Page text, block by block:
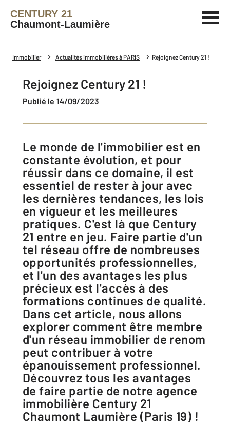
CENTURY 21
Chaumont-Laumière
Immobilier Actualités immobilières à PARIS Rejoignez Century 21 !
Rejoignez Century 21 !
Publié le 14/09/2023
Le monde de l'immobilier est en
constante évolution, et pour
réussir dans ce domaine, il est
essentiel de rester à jour avec
les dernières tendances, les lois
en vigueur et les meilleures
pratiques. C'est là que Century
21 entre en jeu. Faire partie d'un
tel réseau offre de nombreuses
opportunités professionnelles,
et l'un des avantages les plus
précieux est l'accès à des
formations continues de qualité.
Dans cet article, nous allons
explorer comment être membre
d'un réseau immobilier de renom
peut contribuer à votre
épanouissement professionnel.
Découvrez tous les avantages
de faire partie de notre agence
immobilière Century 21
Chaumont Laumière (Paris 19) !